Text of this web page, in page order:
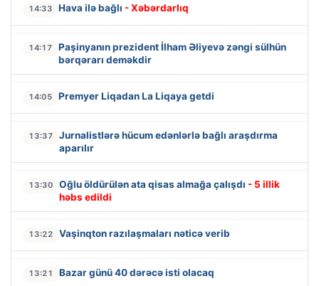
14:33 Hava ilə bağlı - Xəbərdarlıq
14:17
Paşinyanın prezident İlham Əliyevə zəngi sülhün
bərqərarı deməkdir
14:05 Premyer Liqadan La Liqaya getdi
13:37
Jurnalistlərə hücum edənlərlə bağlı araşdırma
aparılır
13:30 Oğlu öldürülən ata qisas almağa çalışdı - 5 illik
həbs edildi
13:22 Vaşinqton razılaşmaları nəticə verib
13:21 Bazar günü 40 dərəcə isti olacaq